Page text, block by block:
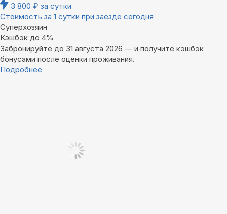
3 800 ₽ за сутки
Стоимость за 1 сутки при заезде сегодня
Суперхозяин
Кэшбэк до 4%
Забронируйте до 31 августа 2026 — и получите кэшбэк
бонусами после оценки проживания.
Подробнее